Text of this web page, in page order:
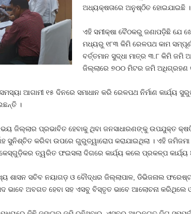
ଅଧ୍ୟକ୍ଷତାରେ ଅନୁଷ୍ଠିତ ହୋଇଯାଇଛି ।
ଏହି ସମୀକ୍ଷା ବୈଠକରୁ ଜଣାପଡ଼ିଛି ଯେ
ମଧ୍ୟରୁ ୧୮୩ କିମି ରେଳପଥ କାମ
ବର୍ତ୍ତମାନ ସୁଦ୍ଧା ମାତ୍ର ୩.୮ କିମି
ଜିଲ୍ଲାରେ ୭୦୦ ମିଟର ଜମି ଅଧିଗ୍ରହଣ
ଆଗାମୀ ୧୫ ଦିନରେ ସମାଧାନ କରି ରେଳପଥ ନିର୍ମାଣ
।
ଜିଲ୍ଲାର ପ୍ରଭାବିତ ହେବାକୁ ଥିବା ଜନସାଧାରଣଙ୍କୁ ଉପଯୁକ୍ତ
ସୁନିଶ୍ଚିତ କରିବା ଉପରେ ଗୁରୁତ୍ୱାରୋପ କରାଯାଇଥିଲା । ଏହି ଜମିଜମା
ତ୍ୱରିତ ଫଇସଲା ଦିଗରେ କାର୍ଯ୍ୟ କଲେ ପ୍ରକଳ୍ପ କାର୍ଯ୍ୟ
ଶାସନ ସଚିବ ନୟାଗଡ଼ ଓ ବୌଦ୍ଧର ଜିଲ୍ଲାପାଳ, ଡିଭିଜନାଲ
ଭାବେ ଅବଗତ ହେବା ସହ ଏସବୁ ବିସ୍ତୃତ ଭାବେ ଆଲୋଚନା କରିଥିଲେ ଓ